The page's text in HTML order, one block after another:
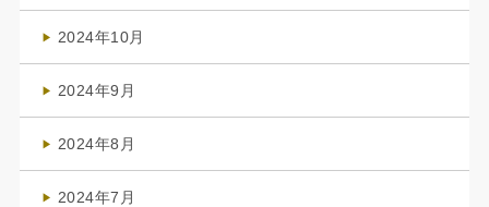
2024年10月
2024年9月
2024年8月
2024年7月